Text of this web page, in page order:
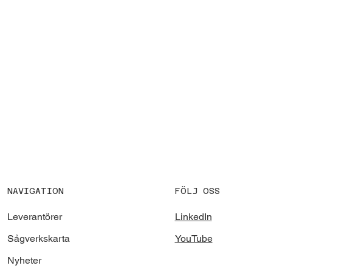
NAVIGATION
Leverantörer
Sågverkskarta
Nyheter
FÖLJ OSS
LinkedIn
YouTube